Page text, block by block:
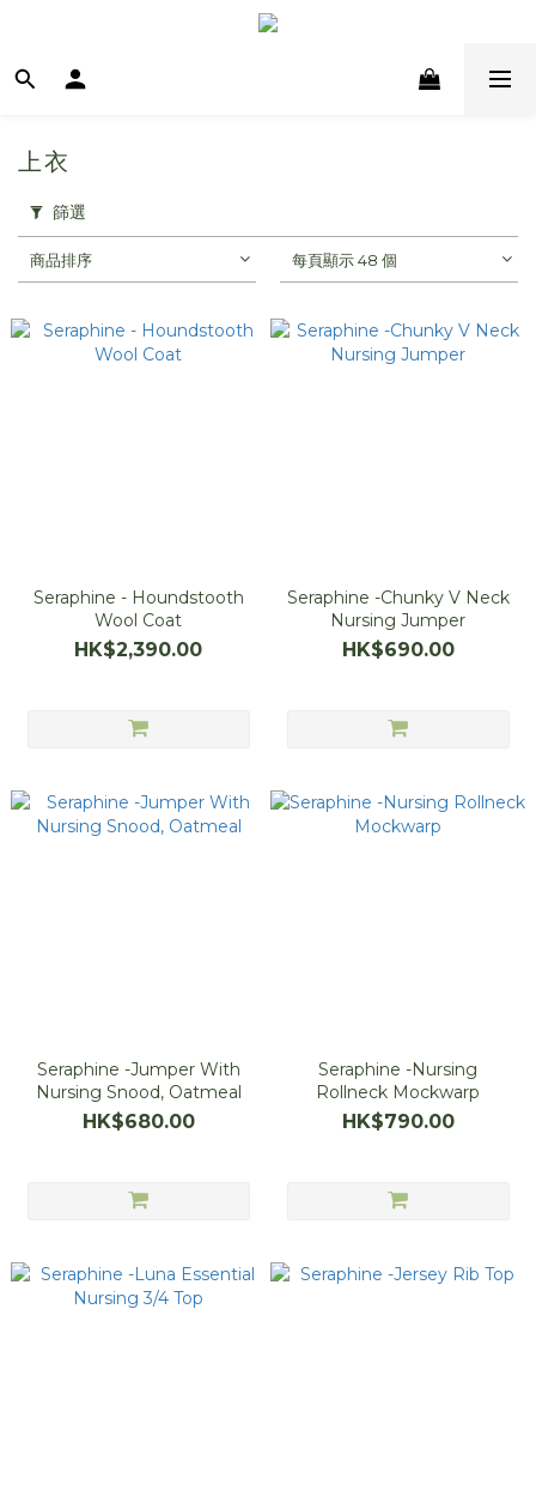
上衣
篩選
商品排序 每頁顯示 48 個
Seraphine - Houndstooth
Wool Coat
HK$2,390.00
Seraphine -Chunky V Neck
Nursing Jumper
HK$690.00
Seraphine -Jumper With
Nursing Snood, Oatmeal
HK$680.00
Seraphine -Nursing
Rollneck Mockwarp
HK$790.00